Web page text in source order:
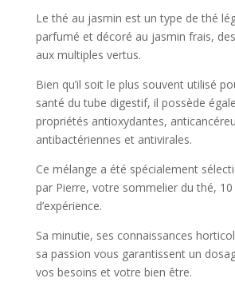
Le thé au jasmin est un type de thé
parfumé et décoré au jasmin frais,
aux multiples vertus.
Bien qu’il soit le plus souvent utilisé
santé du tube digestif, il possède
propriétés antioxydantes,
antibactériennes et antivirales.
Ce mélange a été spécialement
par Pierre, votre sommelier du thé, 10
d’expérience.
Sa minutie, ses connaissances
sa passion vous garantissent un
vos besoins et votre bien être.